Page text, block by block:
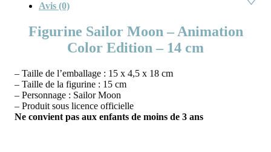
Avis (0)
Figurine Sailor Moon – Animation
Color Edition – 14 cm
– Taille de l’emballage : 15 x 4,5 x 18 cm
– Taille de la figurine : 15 cm
– Personnage : Sailor Moon
– Produit sous licence officielle
Ne convient pas aux enfants de moins de 3 ans